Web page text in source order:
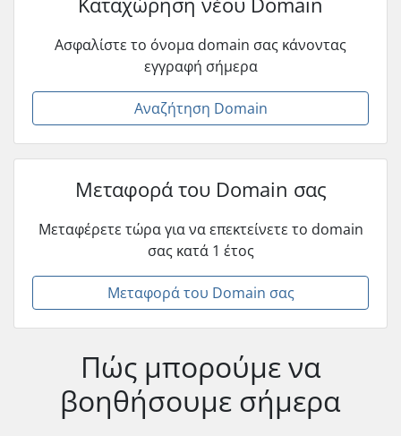
Ασφαλίστε το όνομα domain σας κάνοντας
εγγραφή σήμερα
Αναζήτηση Domain
Μεταφορά του Domain σας
Μεταφέρετε τώρα για να επεκτείνετε το domain
σας κατά 1 έτος
Μεταφορά του Domain σας
Πώς μπορούμε να
βοηθήσουμε σήμερα